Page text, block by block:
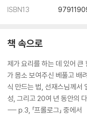
꼬막전
더위 극복을 위한 여름 요리
생된장 비빔밥
뽕잎차밥
녹차밥
단호박밥
파프리카밥
ISBN13
책 속으로
제가 요리를 하는 데 있어 큰
가 몸소 보여주신 베풀고 배
식 만드는 법, 선재스님께서
성, 그리고 20여 년 동안의
--- p.3, 「프롤로그」 중에서